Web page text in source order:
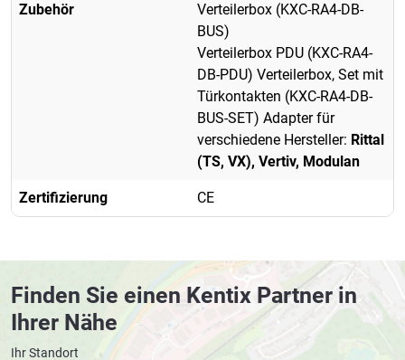
Zubehör
Verteilerbox (KXC-RA4-DB-
BUS)
Verteilerbox PDU (KXC-RA4-
DB-PDU) Verteilerbox, Set mit
Türkontakten (KXC-RA4-DB-
BUS-SET) Adapter für
verschiedene Hersteller: Rittal
(TS, VX), Vertiv, Modulan
Zertifizierung CE
Finden Sie einen Kentix Partner in
Ihrer Nähe
Ihr Standort